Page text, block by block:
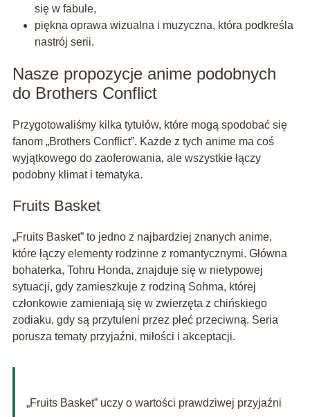
się w fabule,
piękna oprawa wizualna i muzyczna, która podkreśla
nastrój serii.
Nasze propozycje anime podobnych
do Brothers Conflict
Przygotowaliśmy kilka tytułów, które mogą spodobać się
fanom „Brothers Conflict”. Każde z tych anime ma coś
wyjątkowego do zaoferowania, ale wszystkie łączy
podobny klimat i tematyka.
Fruits Basket
„Fruits Basket” to jedno z najbardziej znanych anime,
które łączy elementy rodzinne z romantycznymi. Główna
bohaterka, Tohru Honda, znajduje się w nietypowej
sytuacji, gdy zamieszkuje z rodziną Sohma, której
członkowie zamieniają się w zwierzęta z chińskiego
zodiaku, gdy są przytuleni przez płeć przeciwną. Seria
porusza tematy przyjaźni, miłości i akceptacji.
„Fruits Basket” uczy o wartości prawdziwej przyjaźni